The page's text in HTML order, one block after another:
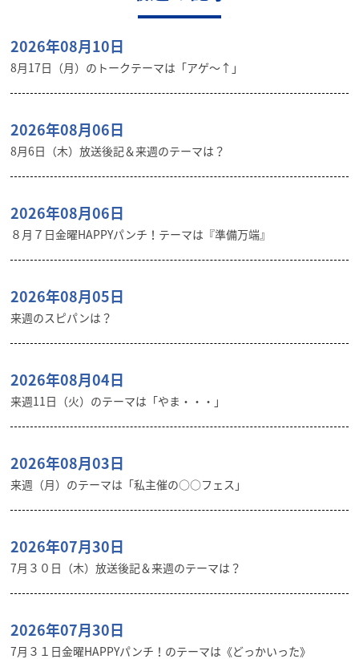
2026年08月10日
8月17日（月）のトークテーマは「アゲ～↑」
2026年08月06日
8月6日（木）放送後記＆来週のテーマは？
2026年08月06日
８月７日金曜HAPPYパンチ！テーマは『準備万端』
2026年08月05日
来週のスピパンは？
2026年08月04日
来週11日（火）のテーマは「やま・・・」
2026年08月03日
来週（月）のテーマは「私主催の○○フェス」
2026年07月30日
7月３０日（木）放送後記＆来週のテーマは？
2026年07月30日
7月３１日金曜HAPPYパンチ！のテーマは《どっかいった》